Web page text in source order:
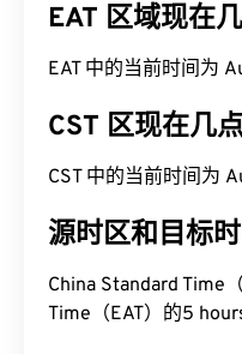
EAT 区域现在几
EAT 中的当前时间为
CST 区现在几点
CST 中的当前时间为
源时区和目标
China Standard Time
Time（EAT）的5